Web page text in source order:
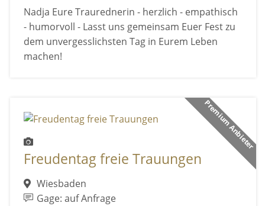
Nadja Eure Traurednerin - herzlich - empathisch
- humorvoll - Lasst uns gemeinsam Euer Fest zu
dem unvergesslichsten Tag in Eurem Leben
machen!
Premium Anbieter
Freudentag freie Trauungen
Wiesbaden
Gage: auf Anfrage